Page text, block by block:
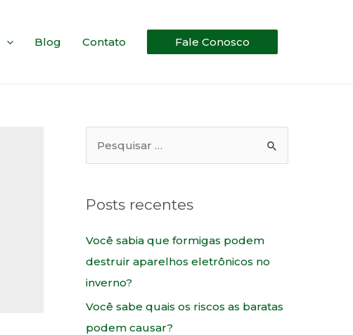
Blog Contato Fale Conosco
Posts recentes
Você sabia que formigas podem
destruir aparelhos eletrônicos no
inverno?
Você sabe quais os riscos as baratas
podem causar?